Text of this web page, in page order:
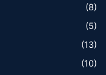
(8)
(5)
(13)
(10)